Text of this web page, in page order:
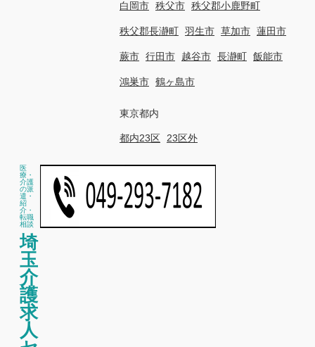
白岡市 秩父市 秩父郡小鹿野町
秩父郡長瀞町 羽生市 草加市 蓮田市
蕨市 行田市 越谷市 長瀞町 飯能市
鴻巣市 鶴ヶ島市
東京都内
都内23区 23区外
医
療・
介護
の派
遣・
紹
介・
転職
相談
埼
玉
介
護
求
人